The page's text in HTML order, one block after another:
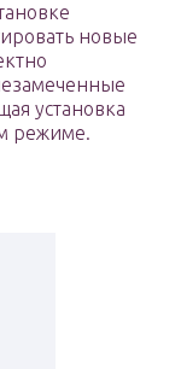
новые
установка
режиме.